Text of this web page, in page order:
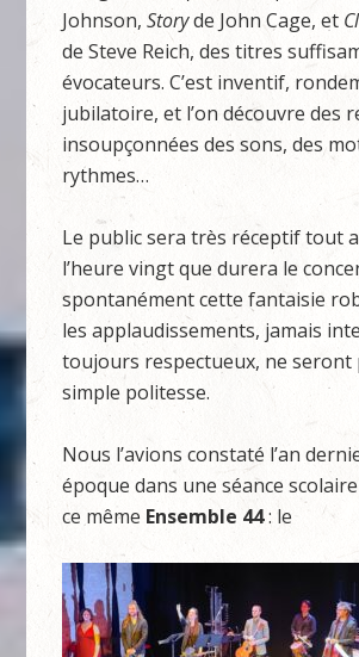
Johnson,Storyde John Cage, et
de Steve Reich, des titres
évocateurs. C’est inventif,
jubilatoire, et l’on découvre des
insoupçonnées des sons, des
rythmes…
Le public sera très réceptif tout
l’heure vingt que durera le
spontanément cette fantaisie
les applaudissements, jamais
toujours respectueux, ne seront
simple politesse.
Nous l’avions constaté l’an
époque dans une séance
ce même Ensemble 44: le